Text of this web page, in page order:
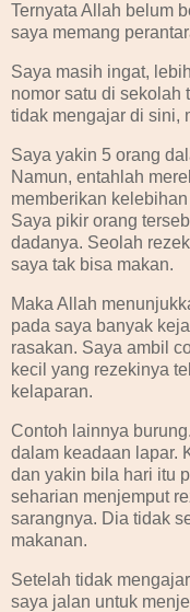
Ternyata Allah belum
saya memang
Saya masih ingat,
nomor satu di sekolah
tidak mengajar di sini,
Saya yakin 5 orang
Namun, entahlah
memberikan
Saya pikir orang
dadanya. Seolah
saya tak bisa makan.
Maka Allah
pada saya banyak
rasakan. Saya ambil
kecil yang rezekinya
kelaparan.
Contoh lainnya
dalam keadaan lapar.
dan yakin bila hari itu
seharian menjemput
sarangnya. Dia tidak
makanan.
Setelah tidak
saya jalan untuk